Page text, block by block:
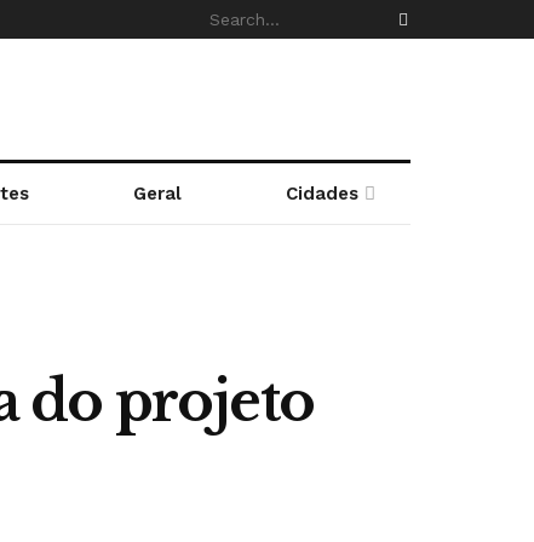
Geral Cidades
do projeto